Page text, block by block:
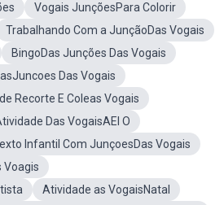
Vogais JunçõesPara Colorir
Trabalhando Com a JunçãoDas Vogais
BingoDas Junções Das Vogais
Das Vogais
Recorte E Coleas Vogais
Das VogaisAEI O
Infantil Com JunçoesDas Vogais
Voagis
Atividade as VogaisNatal